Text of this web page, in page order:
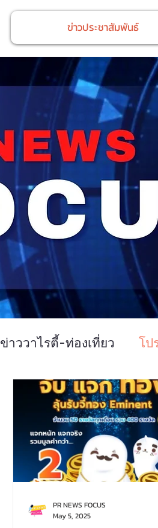
ข่าวประชาสัมพันธ์
ข่าววาไรตี้-ท่องเที่ยว โป
ข่าวทั่วไป ข่าวการศึกษ
ข่าวเทคโนโลยี IT
PR NEWS FOCUS
May 5, 2025